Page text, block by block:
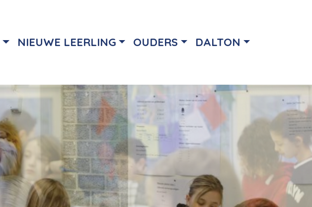
NIEUWE LEERLING OUDERS DALTON